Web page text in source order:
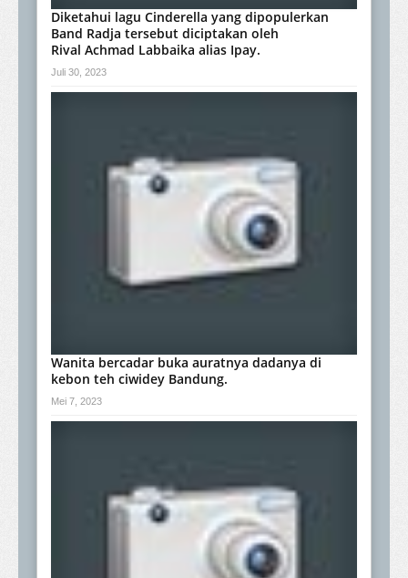
Diketahui lagu Cinderella yang dipopulerkan
Band Radja tersebut diciptakan oleh
Rival Achmad Labbaika alias Ipay.
Juli 30, 2023
Wanita bercadar buka auratnya dadanya di
kebon teh ciwidey Bandung.
Mei 7, 2023